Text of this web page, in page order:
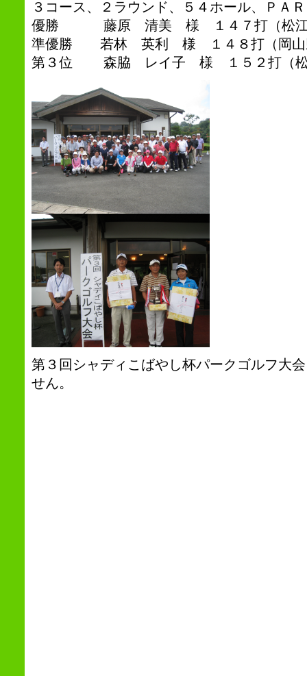
３コース、２ラウンド、５４ホール、ＰＡ
優勝 藤原 清美 様 １４７打（松江
準優勝 若林 英利 様 １４８打（岡山
第３位 森脇 レイ子 様 １５２打（松
第３回シャディこばやし杯パークゴルフ大
せん。